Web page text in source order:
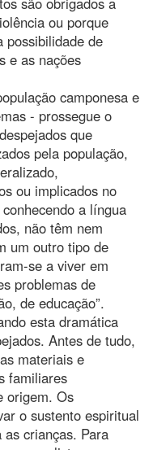
ou porque
possibilidade de
e as nações
camponesa e
- prossegue o
que
pela população,
ou implicados no
a língua
não têm nem
um outro tipo de
se a viver em
problemas de
de educação”.
esta dramática
Antes de tudo,
materiais e
familiares
origem. Os
o sustento espiritual
crianças. Para